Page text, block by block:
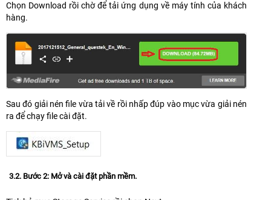
Chọn Download rồi chờ để tải ứng dụng về máy tính của khách
hàng.
Sau đó giải nén file vừa tải về rồi nhấp đúp vào mục vừa giải nén
ra để chạy file cài đặt.
3.2. Bước 2: Mở và cài đặt phần mềm.